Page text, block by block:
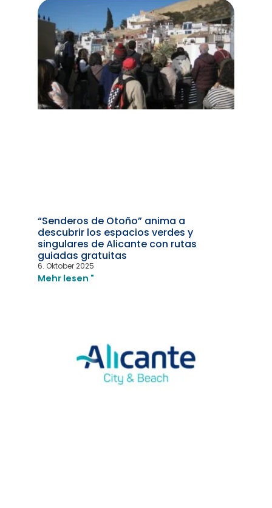
“Senderos de Otoño” anima a
descubrir los espacios verdes y
singulares de Alicante con rutas
guiadas gratuitas
6. Oktober 2025
Mehr lesen "